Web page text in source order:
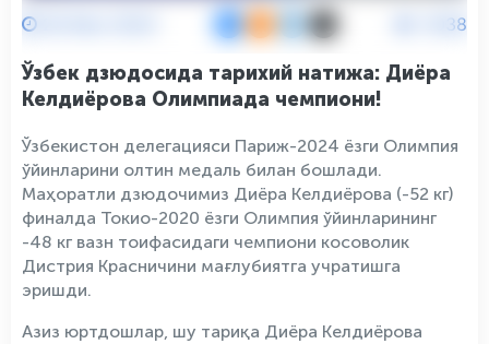
5038
Ўзбек дзюдосида тарихий натижа: Диёра
Келдиёрова Олимпиада чемпиони!
Ўзбекистон делегацияси Париж-2024 ёзги Олимпия
ўйинларини олтин медаль билан бошлади.
Маҳоратли дзюдочимиз Диёра Келдиёрова (-52 кг)
финалда Токио-2020 ёзги Олимпия ўйинларининг
-48 кг вазн тоифасидаги чемпиони косоволик
Дистрия Красничини мағлубиятга учратишга
эришди.
Азиз юртдошлар, шу тариқа Диёра Келдиёрова